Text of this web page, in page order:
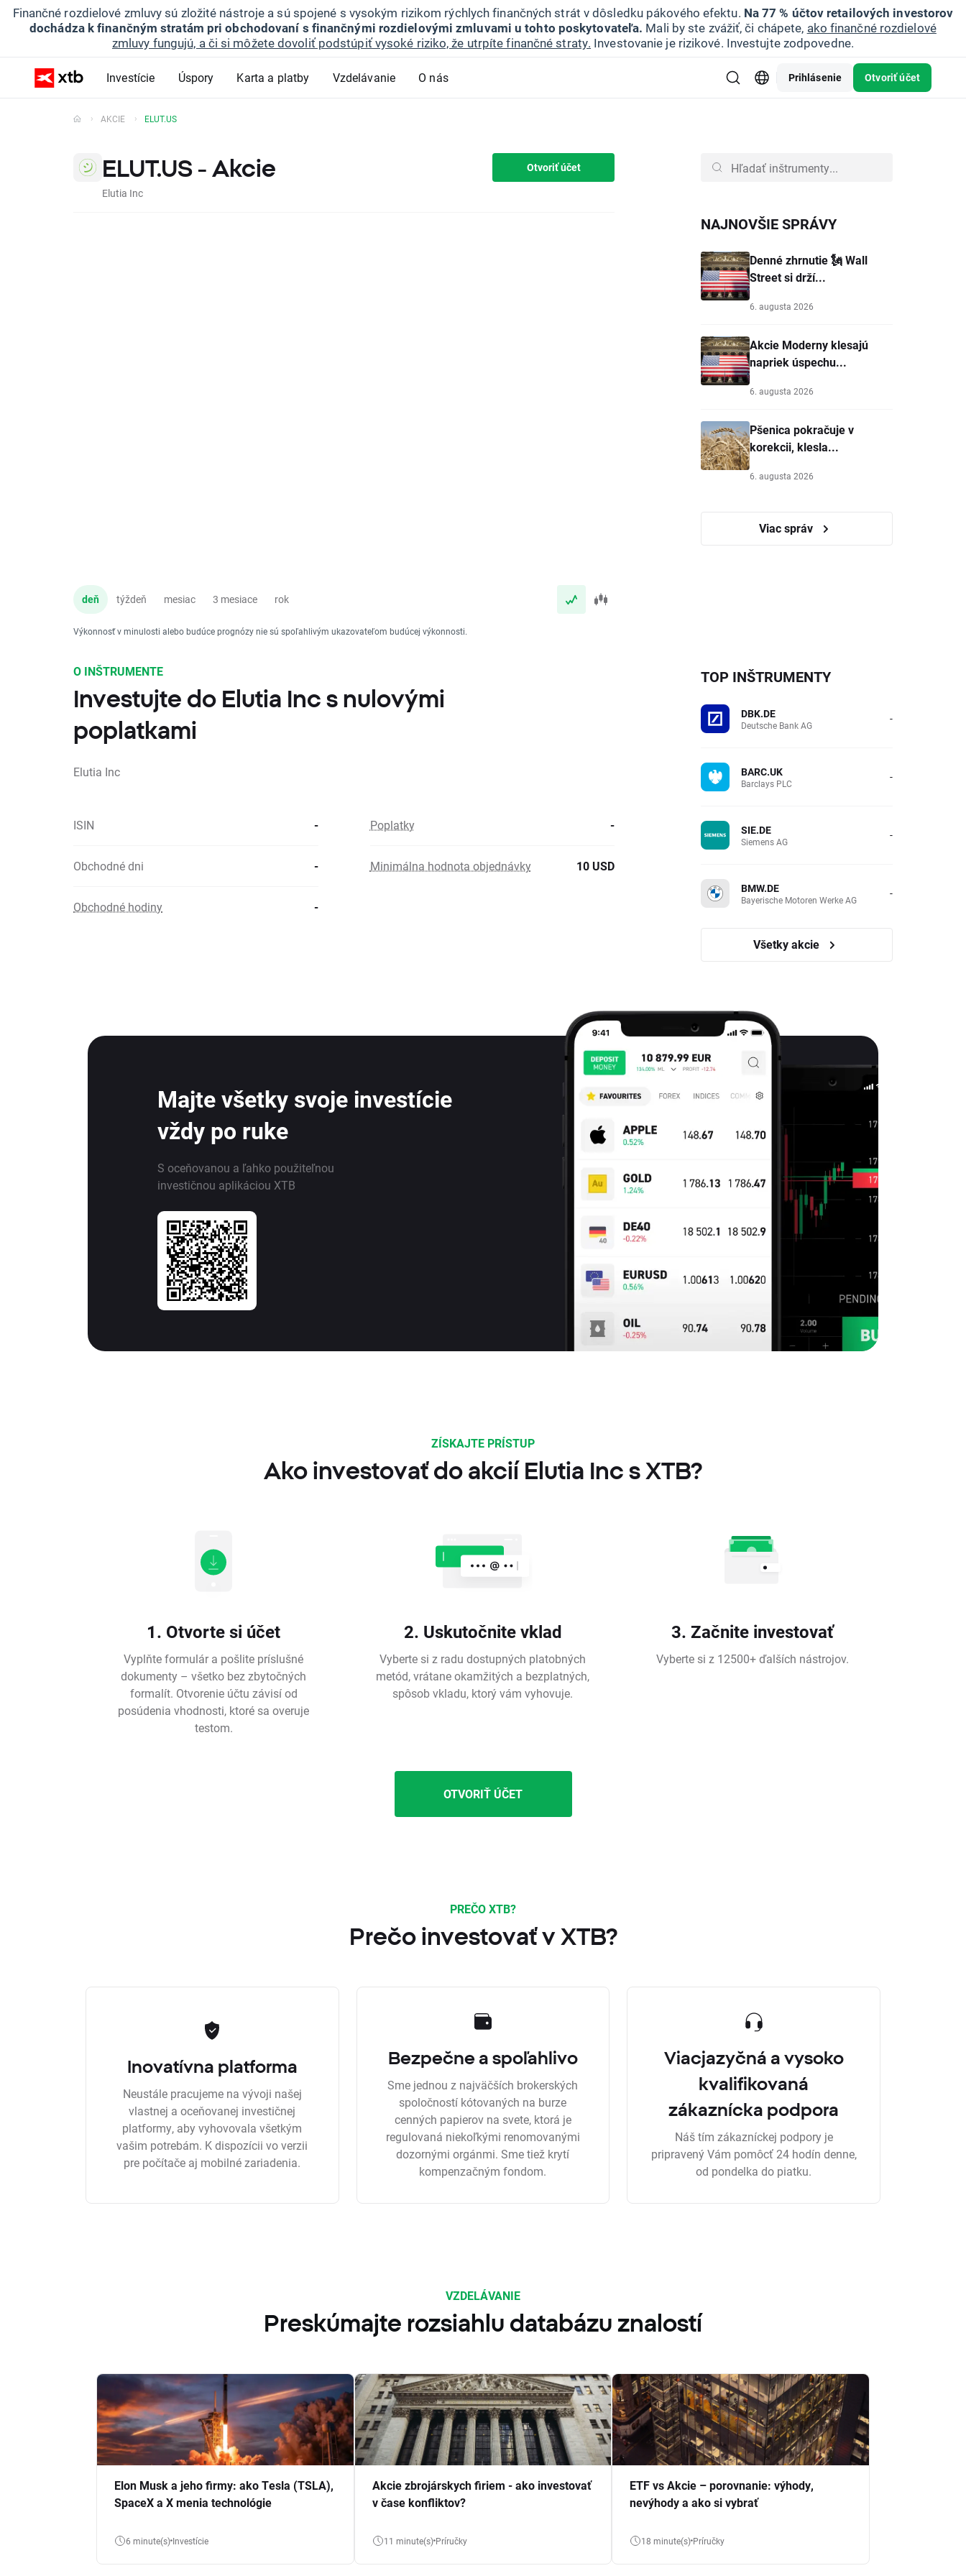
Finančné rozdielové zmluvy sú zložité nástroje a sú spojené s vysokým rizikom rýchlych finančných strát v dôsledku pákového efektu. Na 77 % účtov retailových investorov
dochádza k finančným stratám pri obchodovaní s finančnými rozdielovými zmluvami u tohto poskytovateľa. Mali by ste zvážiť, či chápete, ako finančné rozdielové
zmluvy fungujú, a či si môžete dovoliť podstúpiť vysoké riziko, že utrpíte finančné straty. Investovanie je rizikové. Investujte zodpovedne.
Investície Úspory Karta a platby Vzdelávanie O nás Prihlásenie Otvoriť účet
AKCIE ELUT.US
ELUT.US - Akcie
Elutia Inc
Otvoriť účet
deň týždeň mesiac 3 mesiace rok
Výkonnosť v minulosti alebo budúce prognózy nie sú spoľahlivým ukazovateľom budúcej výkonnosti.
NAJNOVŠIE SPRÁVY
Denné zhrnutie 🗽 Wall
Street si drží...
6. augusta 2026
Akcie Moderny klesajú
napriek úspechu...
6. augusta 2026
Pšenica pokračuje v
korekcii, klesla...
6. augusta 2026
Viac správ
O INŠTRUMENTE
Investujte do Elutia Inc s nulovými
poplatkami
Elutia Inc
ISIN - Poplatky -
Obchodné dni - Minimálna hodnota objednávky 10 USD
Obchodné hodiny -
TOP INŠTRUMENTY
DBK.DE
Deutsche Bank AG -
BARC.UK
Barclays PLC -
SIE.DE
Siemens AG -
BMW.DE
Bayerische Motoren Werke AG -
Všetky akcie
Majte všetky svoje investície
vždy po ruke
S oceňovanou a ľahko použiteľnou
investičnou aplikáciou XTB
ZÍSKAJTE PRÍSTUP
Ako investovať do akcií Elutia Inc s XTB?
1. Otvorte si účet
Vyplňte formulár a pošlite príslušné
dokumenty – všetko bez zbytočných
formalít. Otvorenie účtu závisí od
posúdenia vhodnosti, ktoré sa overuje
testom.
2. Uskutočnite vklad
Vyberte si z radu dostupných platobných
metód, vrátane okamžitých a bezplatných,
spôsob vkladu, ktorý vám vyhovuje.
3. Začnite investovať
Vyberte si z 12500+ ďalších nástrojov.
OTVORIŤ ÚČET
PREČO XTB?
Prečo investovať v XTB?
Inovatívna platforma
Neustále pracujeme na vývoji našej
vlastnej a oceňovanej investičnej
platformy, aby vyhovovala všetkým
vašim potrebám. K dispozícii vo verzii
pre počítače aj mobilné zariadenia.
Bezpečne a spoľahlivo
Sme jednou z najväčších brokerských
spoločností kótovaných na burze
cenných papierov na svete, ktorá je
regulovaná niekoľkými renomovanými
dozornými orgánmi. Sme tiež krytí
kompenzačným fondom.
Viacjazyčná a vysoko
kvalifikovaná
zákaznícka podpora
Náš tím zákazníckej podpory je
pripravený Vám pomôcť 24 hodín denne,
od pondelka do piatku.
VZDELÁVANIE
Preskúmajte rozsiahlu databázu znalostí
Elon Musk a jeho firmy: ako Tesla (TSLA),
SpaceX a X menia technológie
6 minute(s) Investície
Akcie zbrojárskych firiem - ako investovať
v čase konfliktov?
11 minute(s) Príručky
ETF vs Akcie – porovnanie: výhody,
nevýhody a ako si vybrať
18 minute(s) Príručky